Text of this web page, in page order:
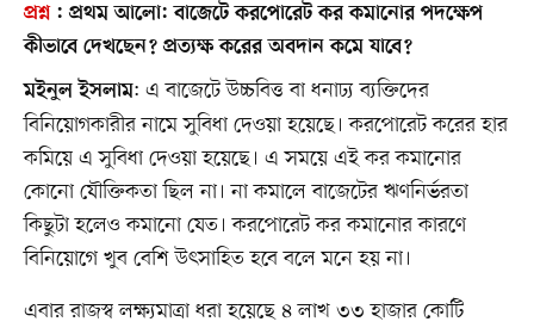
প্রশ্ন: প্রথম আলো: বাজেটে করপোরেট কর কমানোর পদক্ষেপ
কীভাবে দেখছেন? প্রত্যক্ষ করের অবদান কমে যাবে?
মইনুল ইসলাম: এ বাজেটে উচ্চবিত্ত বা ধনাঢ্য ব্যক্তিদের
বিনিয়োগকারীর নামে সুবিধা দেওয়া হয়েছে। করপোরেট করের হার
কমিয়ে এ সুবিধা দেওয়া হয়েছে। এ সময়ে এই কর কমানোর
কোনো যৌক্তিকতা ছিল না। না কমালে বাজেটের ঋণনির্ভরতা
কিছুটা হলেও কমানো যেত। করপোরেট কর কমানোর কারণে
বিনিয়োগে খুব বেশি উৎসাহিত হবে বলে মনে হয় না।
এবার রাজস্ব লক্ষ্যমাত্রা ধরা হয়েছে ৪ লাখ ৩৩ হাজার কোটি